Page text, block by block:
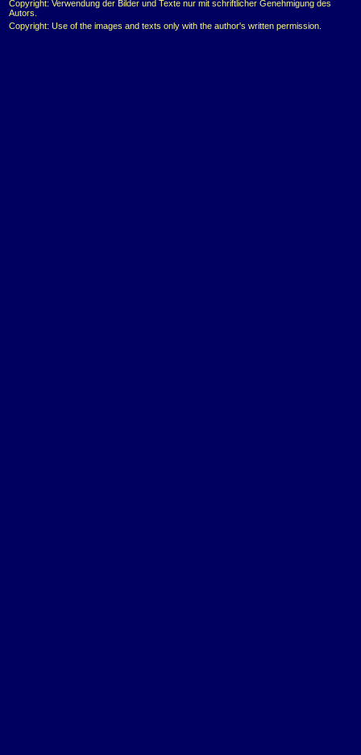
Copyright: Verwendung der Bilder und Texte nur mit schriftlicher Genehmigung des
Autors.
Copyright: Use of the images and texts only with the author's written permission.